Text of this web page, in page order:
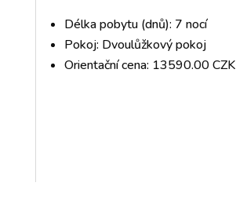
Délka pobytu (dnů): 7 nocí
Pokoj: Dvoulůžkový pokoj
Orientační cena: 13590.00 CZK